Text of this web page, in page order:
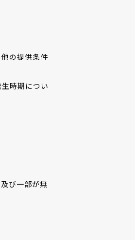
の提供条件
時期につい
び一部が無